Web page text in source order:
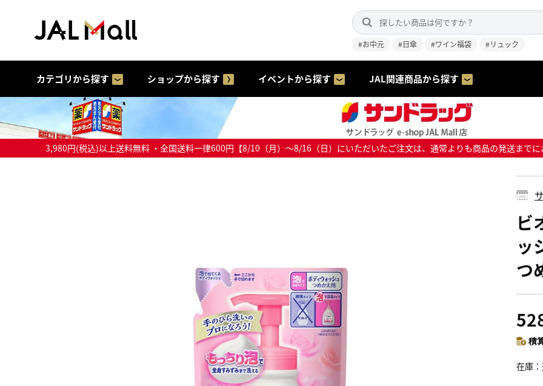
#お中元 #日傘 #ワイン福袋 #リュック
カテゴリから探す ショップから探す イベントから探す JAL関連商品から探す
3,980円(税込)以上送料無料 ・全国送料一律600円【8/10（月）～8/16（日）にいただいたご注文は、通常よりも商品の発送まで
ビ
ッ
つ
積
在庫